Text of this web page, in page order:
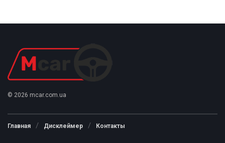
© 2026 mcar.com.ua
Главная Дисклеймер Контакты